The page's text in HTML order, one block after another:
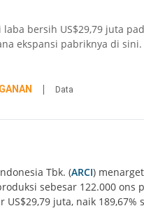
bersih US$29,79 juta
ekspansi pabriknya di sini.
Data
Tbk. (ARCI)
sebesar 122.000 ons
juta, naik 189,67%